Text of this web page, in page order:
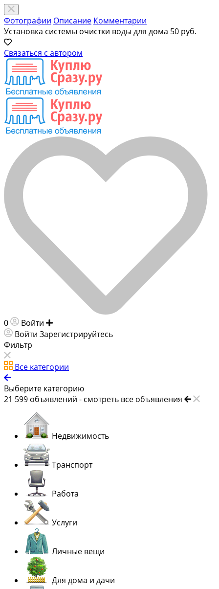
Фотографии Описание Комментарии
Установка системы очистки воды для дома 50 руб.
Связаться с автором
0 Войти
Войти Зарегистрируйтесь
Фильтр
Все категории
Выберите категорию
21 599 объявлений - смотреть все объявления
Недвижимость
Транспорт
Работа
Услуги
Личные вещи
Для дома и дачи